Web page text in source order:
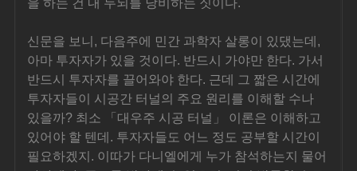
신문을 보니, 다음주에 민간 과학자 살롱이 있댔는데,
아마 투자자가 있을 것이다. 반드시 가야만 한다. 가서
반드시 투자자를 끌어와야 한다. 근데 그 짧은 시간에
투자자들이 시공간 터널의 주요 원리를 이해할 수나
있을까? 최소 「대우주 시공 터널」 이론은 이해하고
있어야 할 텐데. 투자자들도 어느 정도 공부할 시간이
필요하겠지. 이따가 다니엘에게 누가 참석하는지 물어